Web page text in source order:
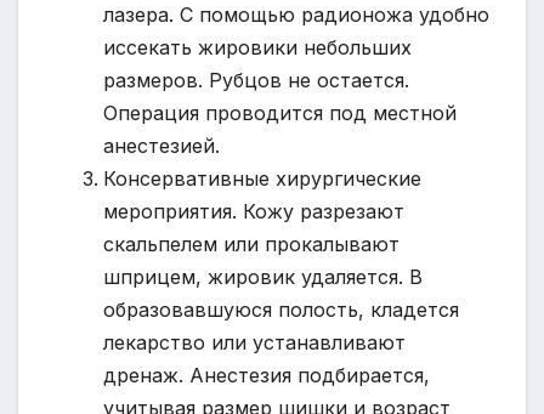
лазера. С помощью радионожа удобно
иссекать жировики небольших
размеров. Рубцов не остается.
Операция проводится под местной
анестезией.
Консервативные хирургические
мероприятия. Кожу разрезают
скальпелем или прокалывают
шприцем, жировик удаляется. В
образовавшуюся полость, кладется
лекарство или устанавливают
дренаж. Анестезия подбирается,
учитывая размер шишки и возраст